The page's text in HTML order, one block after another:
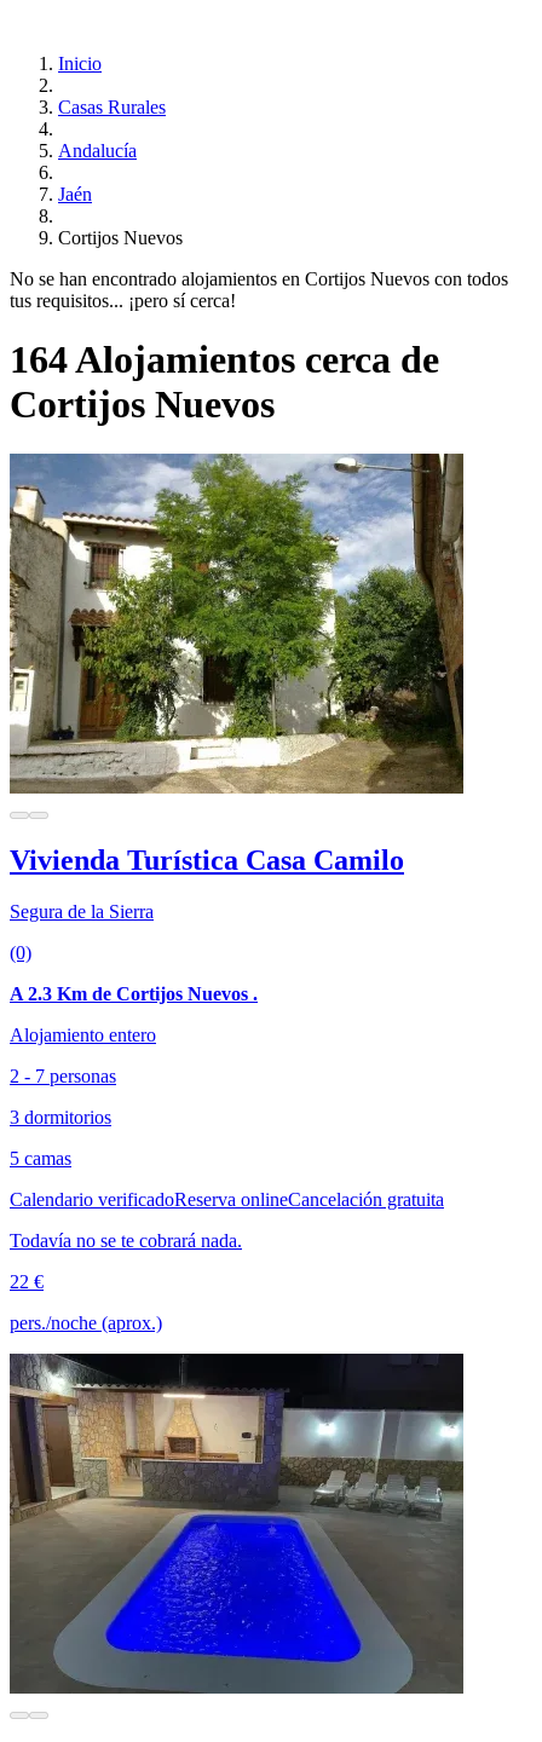
Inicio
Casas Rurales
Andalucía
Jaén
Cortijos Nuevos
No se han encontrado alojamientos en Cortijos Nuevos con todos
tus requisitos... ¡pero sí cerca!
164 Alojamientos cerca de
Cortijos Nuevos
Vivienda Turística Casa Camilo
Segura de la Sierra
(0)
A 2.3 Km de Cortijos Nuevos .
Alojamiento entero
2 - 7 personas
3 dormitorios
5 camas
Calendario verificadoReserva onlineCancelación gratuita
Todavía no se te cobrará nada.
22 €
pers./noche (aprox.)